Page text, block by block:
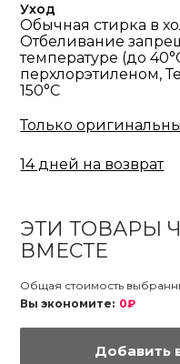
Уход
Обычная стирка в
Отбеливание
температуре (до
перхлорэтиленом,
150°С
Только
14 дней на возврат
ЭТИ ТОВАРЫ
ВМЕСТЕ
Общая стоимость
Вы экономите: 0₽
Добавить